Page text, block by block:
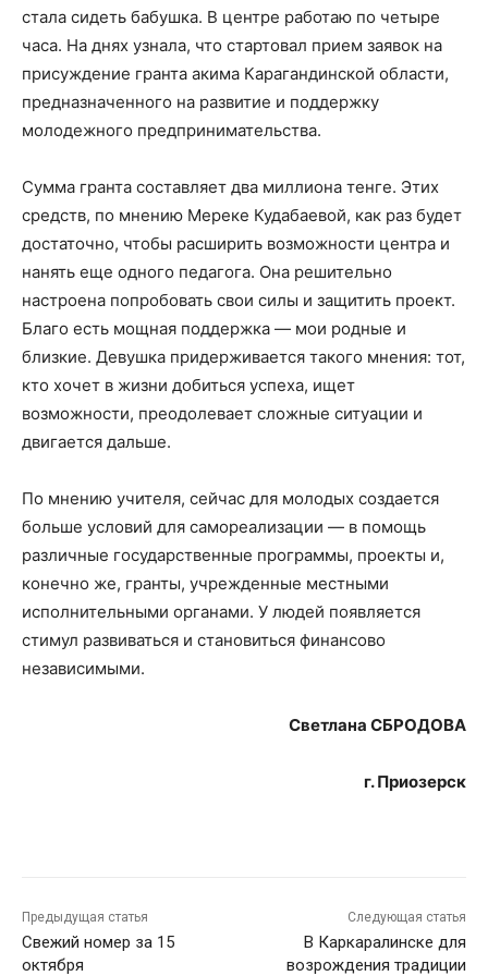
стала сидеть бабушка. В центре работаю по четыре
часа. На днях узнала, что стартовал прием заявок на
присуждение гранта акима Карагандинской области,
предназначенного на развитие и поддержку
молодежного предпринимательства.
Сумма гранта составляет два миллиона тенге. Этих
средств, по мнению Мереке Кудабаевой, как раз будет
достаточно, чтобы расширить возможности центра и
нанять еще одного педагога. Она решительно
настроена попробовать свои силы и защитить проект.
Благо есть мощная поддержка — мои родные и
близкие. Девушка придерживается такого мнения: тот,
кто хочет в жизни добиться успеха, ищет
возможности, преодолевает сложные ситуации и
двигается дальше.
По мнению учителя, сейчас для молодых создается
больше условий для самореализации — в помощь
различные государственные программы, проекты и,
конечно же, гранты, учрежденные местными
исполнительными органами. У людей появляется
стимул развиваться и становиться финансово
независимыми.
Светлана СБРОДОВА
г. Приозерск
Предыдущая статья
Свежий номер за 15
октября
Следующая статья
В Каркаралинске для
возрождения традиции